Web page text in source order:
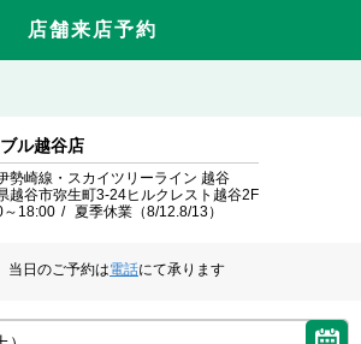
店舗来店予約
ル越谷店
勢崎線・スカイツリーライン 越谷
越谷市弥生町3-24ヒルクレスト越谷2F
～18:00
夏季休業（8/12.8/13）
当日のご予約は電話にて承ります